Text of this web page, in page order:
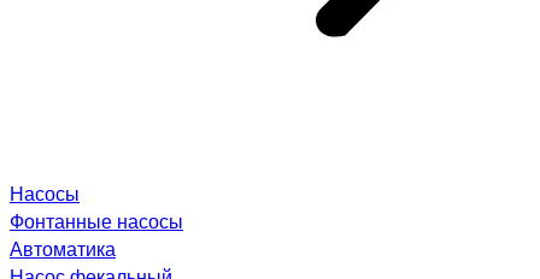
Насосы
Фонтанные насосы
Автоматика